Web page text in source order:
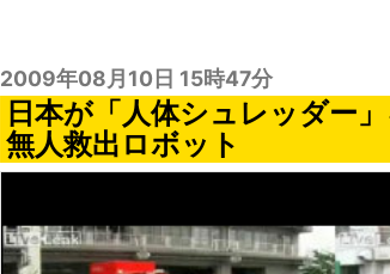
2009年08月10日 15時47分
日本が「人体シュレッダー
無人救出ロボット